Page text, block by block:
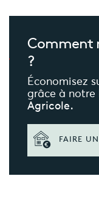
Comment
?
Économisez
grâce à notre
Agricole.
FAIRE